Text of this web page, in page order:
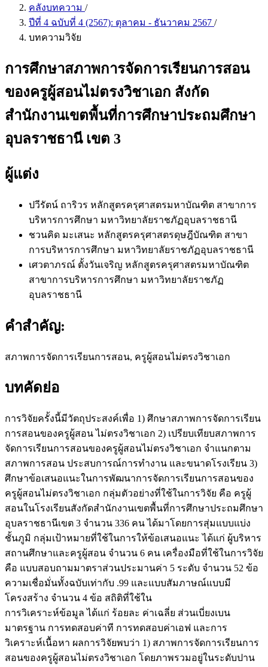
คลังบทความ /
ปีที่ 4 ฉบับที่ 4 (2567): ตุลาคม - ธันวาคม 2567 /
บทความวิจัย
การศึกษาสภาพการจัดการเรียนการสอน
ของครูผู้สอนไม่ตรงวิชาเอก สังกัด
สำนักงานเขตพื้นที่การศึกษาประถมศึกษา
อุบลราชธานี เขต 3
ผู้แต่ง
ปวีรัตน์ ถาริวร หลักสูตรครุศาสตรมหาบัณฑิต สาขาการ
บริหารการศึกษา มหาวิทยาลัยราชภัฏอุบลราชธานี
ชวนคิด มะเสนะ หลักสูตรครุศาสตรดุษฎีบัณฑิต สาขา
การบริหารการศึกษา มหาวิทยาลัยราชภัฏอุบลราชธานี
เศวตาภรณ์ ตั้งวันเจริญ หลักสูตรครุศาสตรมหาบัณฑิต
สาขาการบริหารการศึกษา มหาวิทยาลัยราชภัฏ
อุบลราชธานี
คำสำคัญ:
สภาพการจัดการเรียนการสอน, ครูผู้สอนไม่ตรงวิชาเอก
บทคัดย่อ
การวิจัยครั้งนี้มีวัตถุประสงค์เพื่อ 1) ศึกษาสภาพการจัดการเรียน
การสอนของครูผู้สอน ไม่ตรงวิชาเอก 2) เปรียบเทียบสภาพการ
จัดการเรียนการสอนของครูผู้สอนไม่ตรงวิชาเอก จำแนกตาม
สภาพการสอน ประสบการณ์การทำงาน และขนาดโรงเรียน 3)
ศึกษาข้อเสนอแนะในการพัฒนาการจัดการเรียนการสอนของ
ครูผู้สอนไม่ตรงวิชาเอก กลุ่มตัวอย่างที่ใช้ในการวิจัย คือ ครูผู้
สอนในโรงเรียนสังกัดสำนักงานเขตพื้นที่การศึกษาประถมศึกษา
อุบลราชธานีเขต 3 จำนวน 336 คน ได้มาโดยการสุ่มแบบแบ่ง
ชั้นภูมิ กลุ่มเป้าหมายที่ใช้ในการให้ข้อเสนอแนะ ได้แก่ ผู้บริหาร
สถานศึกษาและครูผู้สอน จำนวน 6 คน เครื่องมือที่ใช้ในการวิจัย
คือ แบบสอบถามมาตราส่วนประมานค่า 5 ระดับ จำนวน 52 ข้อ
ความเชื่อมั่นทั้งฉบับเท่ากับ .99 และแบบสัมภาษณ์แบบมี
โครงสร้าง จำนวน 4 ข้อ สถิติที่ใช้ใน
การวิเคราะห์ข้อมูล ได้แก่ ร้อยละ ค่าเฉลี่ย ส่วนเบี่ยงเบน
มาตรฐาน การทดสอบค่าที การทดสอบค่าเอฟ และการ
วิเคราะห์เนื้อหา ผลการวิจัยพบว่า 1) สภาพการจัดการเรียนการ
สอนของครูผู้สอนไม่ตรงวิชาเอก โดยภาพรวมอยู่ในระดับปาน